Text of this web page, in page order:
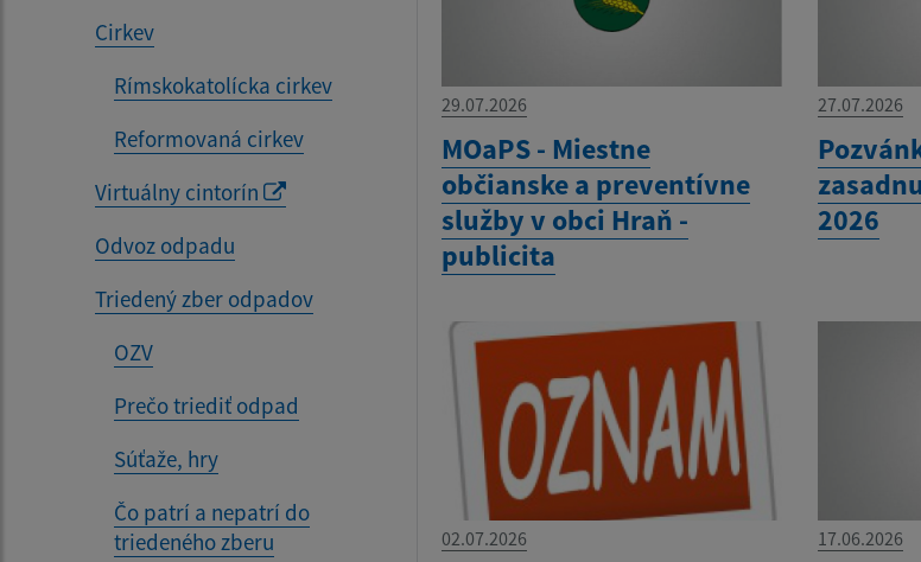
Cirkev
Rímskokatolícka cirkev
Reformovaná cirkev
Virtuálny cintorín
Odvoz odpadu
Triedený zber odpadov
OZV
Prečo triediť odpad
Súťaže, hry
Čo patrí a nepatrí do
triedeného zberu
29.07.2026
MOaPS - Miestne
občianske a preventívne
služby v obci Hraň -
publicita
27.07.2026
2026
02.07.2026 17.06.2026